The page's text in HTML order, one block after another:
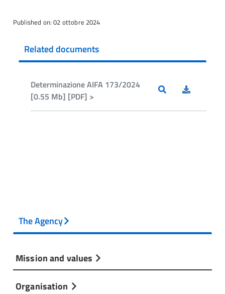
Published on: 02 ottobre 2024
Related documents
Determinazione AIFA 173/2024
[0.55 Mb] [PDF] >
The Agency
Mission and values
Organisation